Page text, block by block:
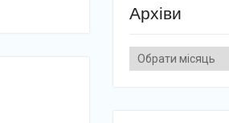
Архіви
Архіви